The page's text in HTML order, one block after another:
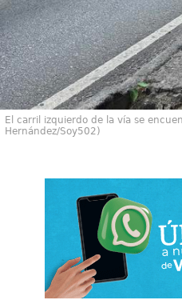
El carril izquierdo de la vía se
Hernández/Soy502)